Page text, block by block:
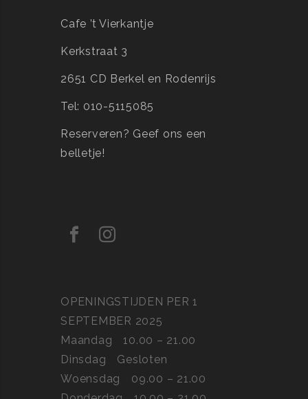
Cafe ’t Vierkantje
Kerkstraat 3
2651 CD Berkel en Rodenrijs
Tel: 010-5115085
Reserveren? Geef ons een
belletje!
OPENINGSTIJDEN PER 1
SEPTEMBER 2025
Maandag
10.00 – 21.00
Dinsdag
Gesloten
Woensdag
09.00 – 21.00